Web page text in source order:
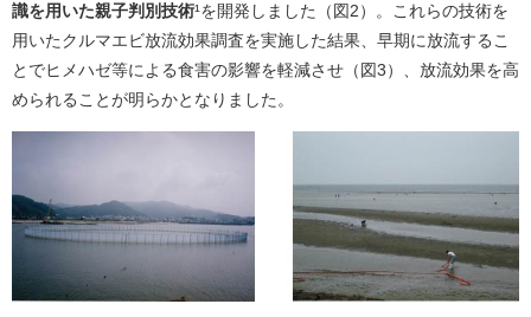
識を用いた親子判別技術¹を開発しました（図2）。これらの技術を
用いたクルマエビ放流効果調査を実施した結果、早期に放流するこ
とでヒメハゼ等による食害の影響を軽減させ（図3）、放流効果を高
められることが明らかとなりました。